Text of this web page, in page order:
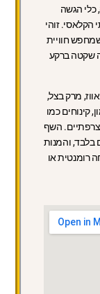
כלי הגשה
זוהי
חוויית
שקטה ברקע
מרק בצל,
קינוחים כמו
צרפתיים. השף
בלבד, והמנות
רומנטית או